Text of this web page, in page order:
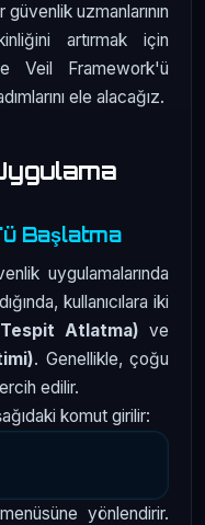
uzmanlarının
artırmak için
Veil Framework'ü
ele alacağız.
Başlatma
uygulamalarında
kullanıcılara iki
Atlatma) ve
. Genellikle, çoğu
edilir.
komut girilir:
yönlendirir.